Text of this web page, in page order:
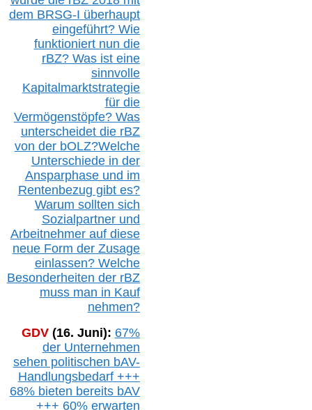
dem BRSG-I überhaupt
eingeführt? Wie
funktioniert nun die
rBZ? Was ist eine
sinnvolle
Kapitalmarktstrategie
für die
Vermögenstöpfe? Was
unterscheidet die rBZ
von der bOLZ?Welche
Unterschiede in der
Ansparphase und im
Rentenbezug gibt es?
Warum sollten sich
Sozialpartner und
Arbeitnehmer auf diese
neue Form der Zusage
einlassen? Welche
Besonderheiten der rBZ
muss man in Kauf
nehmen?
GDV (16. Juni): 67%
der Unternehmen
sehen politischen bAV-
Handlungsbedarf +++
68% bieten bereits bAV
+++ 60% erwarten